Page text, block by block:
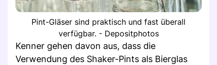
Pint-Gläser sind praktisch und fast überall
verfügbar. - Depositphotos
Kenner gehen davon aus, dass die
Verwendung des Shaker-Pints als Bierglas